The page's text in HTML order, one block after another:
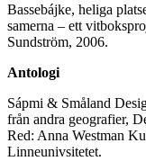
Bassebájke, heliga
samerna – ett
Sundström, 2006.
Antologi
Sápmi & Småland
från andra geografier,
Red: Anna Westman
Linneunivsitetet.